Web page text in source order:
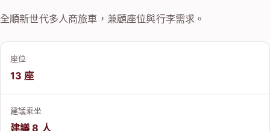
全順新世代多人商旅車，兼顧座位與行李需求。
座位
13 座
建議乘坐
建議 8 人